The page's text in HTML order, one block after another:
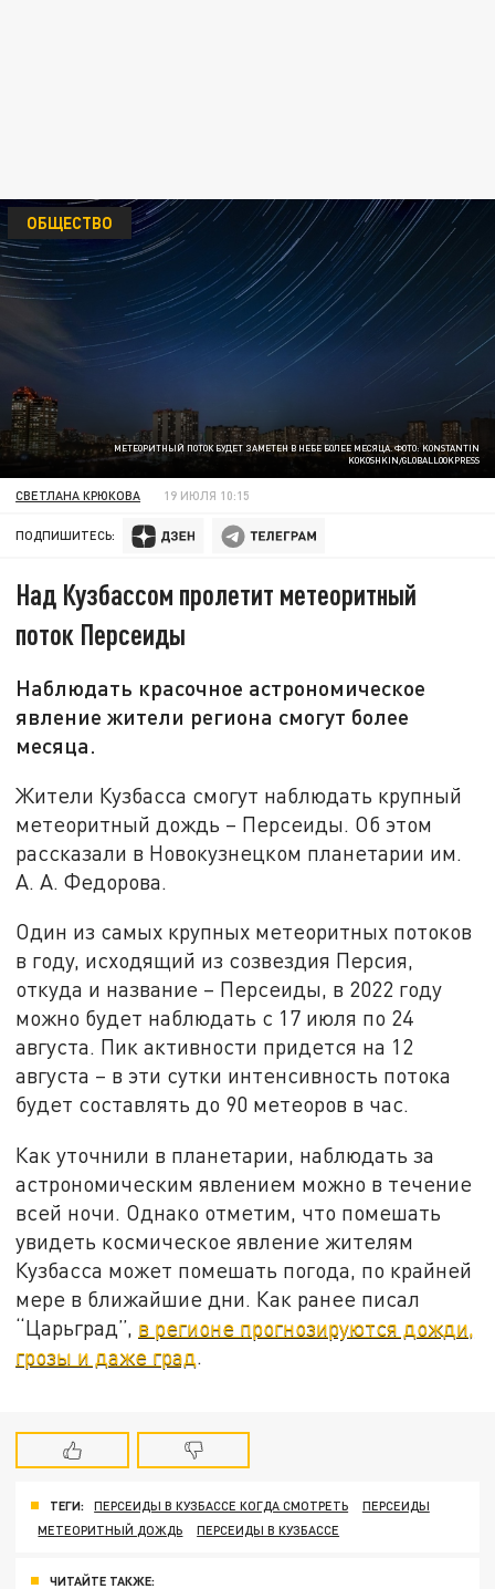
МЕТЕОРИТНЫЙ ПОТОК БУДЕТ ЗАМЕТЕН В НЕБЕ БОЛЕЕ МЕСЯЦА. ФОТО: KONSTANTIN
KOKOSHKIN/GLOBALLOOKPRESS
ОБЩЕСТВО
СВЕТЛАНА КРЮКОВА 19 ИЮЛЯ 10:15
ПОДПИШИТЕСЬ:
Над Кузбассом пролетит метеоритный
поток Персеиды
Наблюдать красочное астрономическое
явление жители региона смогут более
месяца.
Жители Кузбасса смогут наблюдать крупный
метеоритный дождь – Персеиды. Об этом
рассказали в Новокузнецком планетарии им.
А. А. Федорова.
Один из самых крупных метеоритных потоков
в году, исходящий из созвездия Персия,
откуда и название – Персеиды, в 2022 году
можно будет наблюдать с 17 июля по 24
августа. Пик активности придется на 12
августа – в эти сутки интенсивность потока
будет составлять до 90 метеоров в час.
Как уточнили в планетарии, наблюдать за
астрономическим явлением можно в течение
всей ночи. Однако отметим, что помешать
увидеть космическое явление жителям
Кузбасса может помешать погода, по крайней
мере в ближайшие дни. Как ранее писал
“Царьград”, в регионе прогнозируются дожди,
грозы и даже град.
ТЕГИ: ПЕРСЕИДЫ В КУЗБАССЕ КОГДА СМОТРЕТЬ
ПЕРСЕИДЫ
МЕТЕОРИТНЫЙ ДОЖДЬ
ПЕРСЕИДЫ В КУЗБАССЕ
ЧИТАЙТЕ ТАКЖЕ: